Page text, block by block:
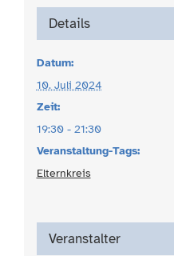
Details
Datum:
10. Juli 2024
Zeit:
19:30 - 21:30
Veranstaltung-Tags:
Elternkreis
Veranstalter